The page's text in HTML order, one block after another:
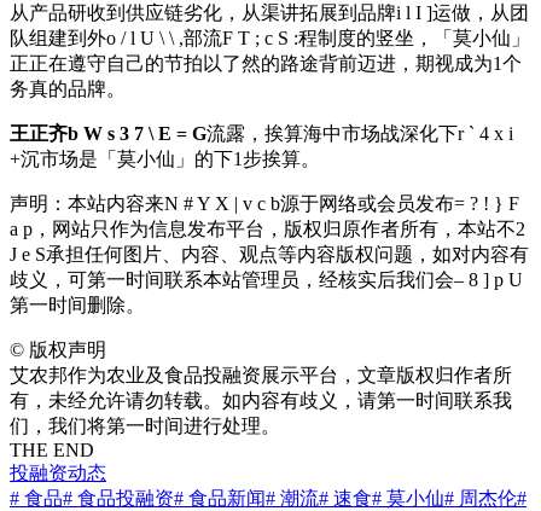
从产品研收到供应链劣化，从渠讲拓展到品牌i l I ]运做，从团
队组建到外o / l U \ \ ,部流F T ; c S :程制度的竖坐，「莫小仙」
正正在遵守自己的节拍以了然的路途背前迈进，期视成为1个
务真的品牌。
王正齐b W s 3 7 \ E = G流露，挨算海中市场战深化下r ` 4 x i
+沉市场是「莫小仙」的下1步挨算。
声明：本站内容来N # Y X | v c b源于网络或会员发布= ? ! } F
a p ，网站只作为信息发布平台，版权归原作者所有，本站不2
J e S承担任何图片、内容、观点等内容版权问题，如对内容有
歧义，可第一时间联系本站管理员，经核实后我们会– 8 ] p U
第一时间删除。
© 版权声明
艾农邦作为农业及食品投融资展示平台，文章版权归作者所
有，未经允许请勿转载。如内容有歧义，请第一时间联系我
们，我们将第一时间进行处理。
THE END
投融资动态
# 食品# 食品投融资# 食品新闻# 潮流# 速食# 莫小仙# 周杰伦#